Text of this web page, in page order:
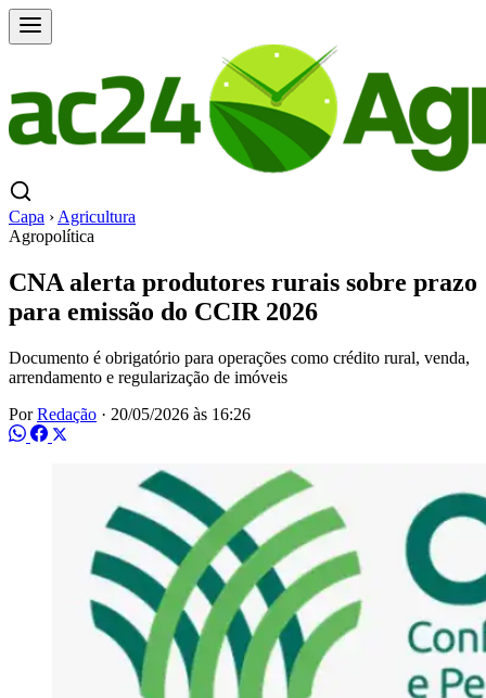
Capa › Agricultura
Agropolítica
CNA alerta produtores rurais sobre prazo
para emissão do CCIR 2026
Documento é obrigatório para operações como crédito rural, venda,
arrendamento e regularização de imóveis
PorRedação · 20/05/2026 às 16:26